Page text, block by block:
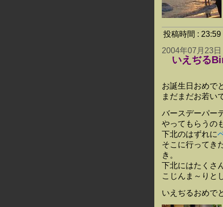
投稿時間 :
2004年07月23日
いえぢる
お誕生日おめで
まだまだお若い
バースデーパー
やってもらうの
下北のはずれに
そこに行ってき
き。
下北にはたくさ
こじんま～りと
いえぢるおめで